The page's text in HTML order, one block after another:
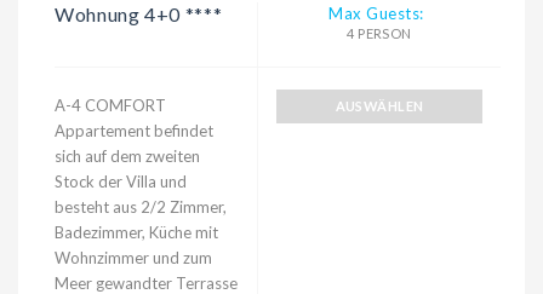
Wohnung 4+0 **** Max Guests:
4 PERSON
A-4 COMFORT
Appartement befindet
sich auf dem zweiten
Stock der Villa und
besteht aus 2/2 Zimmer,
Badezimmer, Küche mit
Wohnzimmer und zum
Meer gewandter Terrasse
AUSWÄHLEN